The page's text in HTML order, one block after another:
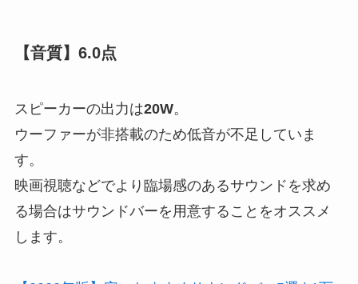
【音質】6.0点
スピーカーの出力は20W。
ウーファーが非搭載のため低音が不足していま
す。
映画視聴などでより臨場感のあるサウンドを求め
る場合はサウンドバーを用意することをオススメ
します。